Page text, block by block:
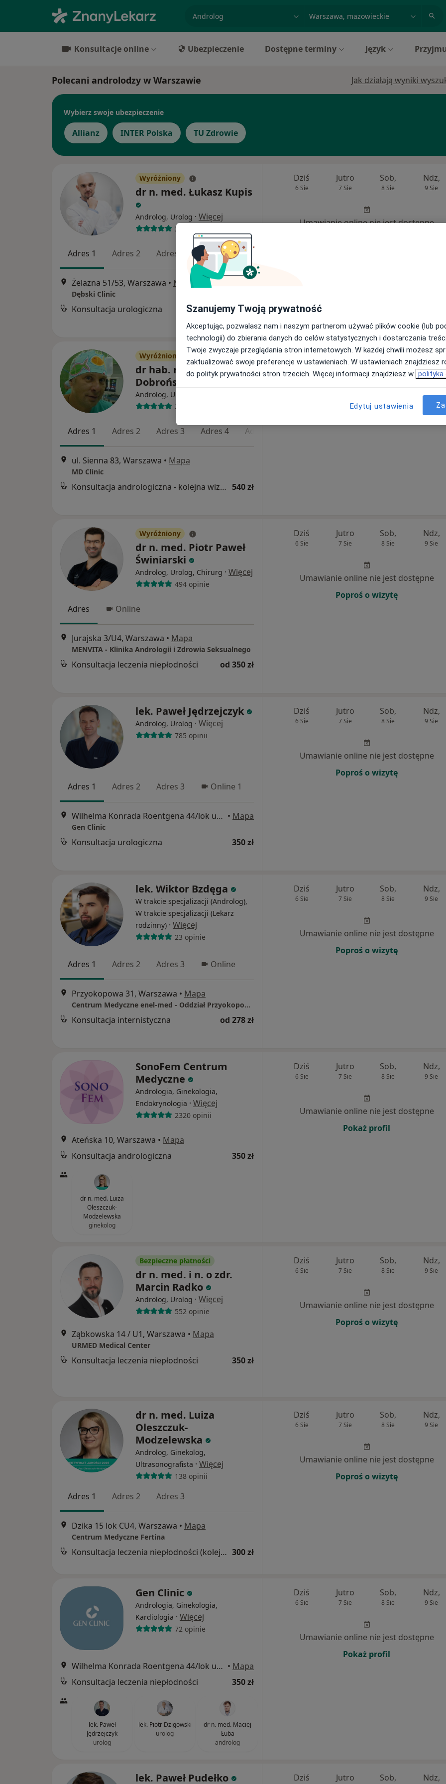
Konsultacje online Ubezpieczenie Dostępne terminy Język
Polecani androlodzy w Warszawie Jak działają wyniki
Wybierz swoje ubezpieczenie
Allianz INTER Polska TU Zdrowie
Wyróżniony
dr n. med. Łukasz Kupis
Androlog, Urolog · Więcej
317 opinii
Adres 1 Adres 2 Adres 3 Adres 4 Adres 5
Żelazna 51/53, Warszawa • Mapa
Dębski Clinic
Konsultacja urologiczna od 380 zł
Dziś
6 Sie
Jutro
7 Sie
Sob,
8 Sie
Ndz,
9 Sie
Umawianie online nie jest dostępne
Wyróżniony
dr hab. n. med. Piotr
Dobroński
Androlog, Urolog, Chirurg
205 opinii
Adres 1 Adres 2 Adres 3 Adres 4 Adres 5
ul. Sienna 83, Warszawa • Mapa
MD Clinic
Konsultacja andrologiczna - kolejna wizyta 540 zł
Dziś
6 Sie
Jutro
7 Sie
Sob,
8 Sie
Ndz,
9 Sie
Wyróżniony
dr n. med. Piotr Paweł
Świniarski
Androlog, Urolog, Chirurg · Więcej
494 opinie
Adres Online
Jurajska 3/U4, Warszawa • Mapa
MENVITA - Klinika Andrologii i Zdrowia Seksualnego
Konsultacja leczenia niepłodności od 350 zł
Dziś
6 Sie
Jutro
7 Sie
Sob,
8 Sie
Ndz,
9 Sie
Umawianie online nie jest dostępne
Poproś o wizytę
lek. Paweł Jędrzejczyk
Androlog, Urolog · Więcej
785 opinii
Adres 1 Adres 2 Adres 3 Online 1
Wilhelma Konrada Roentgena 44/lok u1, Warszawa • Mapa
Gen Clinic
Konsultacja urologiczna 350 zł
Dziś
6 Sie
Jutro
7 Sie
Sob,
8 Sie
Ndz,
9 Sie
Umawianie online nie jest dostępne
Poproś o wizytę
lek. Wiktor Bzdęga
W trakcie specjalizacji (Androlog),
W trakcie specjalizacji (Lekarz
rodzinny) · Więcej
23 opinie
Adres 1 Adres 2 Adres 3 Online
Przyokopowa 31, Warszawa • Mapa
Centrum Medyczne enel-med - Oddział Przyokopowa
Konsultacja internistyczna od 278 zł
Dziś
6 Sie
Jutro
7 Sie
Sob,
8 Sie
Ndz,
9 Sie
Umawianie online nie jest dostępne
Poproś o wizytę
SonoFem Centrum
Medyczne
Andrologia, Ginekologia,
Endokrynologia · Więcej
2320 opinii
Ateńska 10, Warszawa • Mapa
Konsultacja andrologiczna
350 zł
dr n. med. Luiza
Oleszczuk-
Modzelewska
ginekolog
Dziś
6 Sie
Jutro
7 Sie
Sob,
8 Sie
Ndz,
9 Sie
Umawianie online nie jest dostępne
Pokaż profil
Bezpieczne płatności
dr n. med. i n. o zdr.
Marcin Radko
Androlog, Urolog · Więcej
552 opinie
Ząbkowska 14 / U1, Warszawa • Mapa
URMED Medical Center
Konsultacja leczenia niepłodności 350 zł
Dziś
6 Sie
Jutro
7 Sie
Sob,
8 Sie
Ndz,
9 Sie
Umawianie online nie jest dostępne
Poproś o wizytę
dr n. med. Luiza
Oleszczuk-
Modzelewska
Androlog, Ginekolog,
Ultrasonografista · Więcej
138 opinii
Adres 1 Adres 2 Adres 3
Dzika 15 lok CU4, Warszawa • Mapa
Centrum Medyczne Fertina
Konsultacja leczenia niepłodności (kolejna wizyta) 300 zł
Dziś
6 Sie
Jutro
7 Sie
Sob,
8 Sie
Ndz,
9 Sie
Umawianie online nie jest dostępne
Poproś o wizytę
Gen Clinic
Andrologia, Ginekologia,
Kardiologia · Więcej
72 opinie
Wilhelma Konrada Roentgena 44/lok u1, Warszawa • Mapa
Konsultacja leczenia niepłodności
350 zł
lek. Paweł
Jędrzejczyk
urolog
lek. Piotr Dzigowski
urolog
dr n. med. Maciej
Łuba
androlog
Dziś
6 Sie
Jutro
7 Sie
Sob,
8 Sie
Ndz,
9 Sie
Umawianie online nie jest dostępne
Pokaż profil
lek. Paweł Pudełko Dziś Jutro Sob, Ndz,
Szanujemy Twoją prywatność
Akceptując, pozwalasz nam i naszym partnerom używać plików cookie (lub
technologii) do zbierania danych do celów statystycznych i dostarczania
Twoje zwyczaje przeglądania stron internetowych. W każdej chwili możesz
zaktualizować swoje preferencje w ustawieniach. W ustawieniach znajdziesz
do polityk prywatności stron trzecich. Więcej informacji znajdziesz w polityka
Edytuj ustawienia